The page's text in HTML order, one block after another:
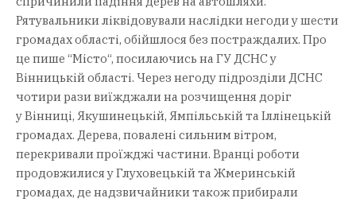
Рятувальники ліквідовували наслідки негоди у шести
громадах області, обійшлося без постраждалих. Про
це пише “Mісто“, посилаючись на ГУ ДСНС у
Вінницькій області. Через негоду підрозділи ДСНС
чотири рази виїжджали на розчищення доріг
у Вінниці, Якушинецькій, Ямпільській та Іллінецькій
громадах. Дерева, повалені сильним вітром,
перекривали проїжджі частини. Вранці роботи
продовжилися у Глуховецькій та Жмеринській
громадах, де надзвичайники також прибирали